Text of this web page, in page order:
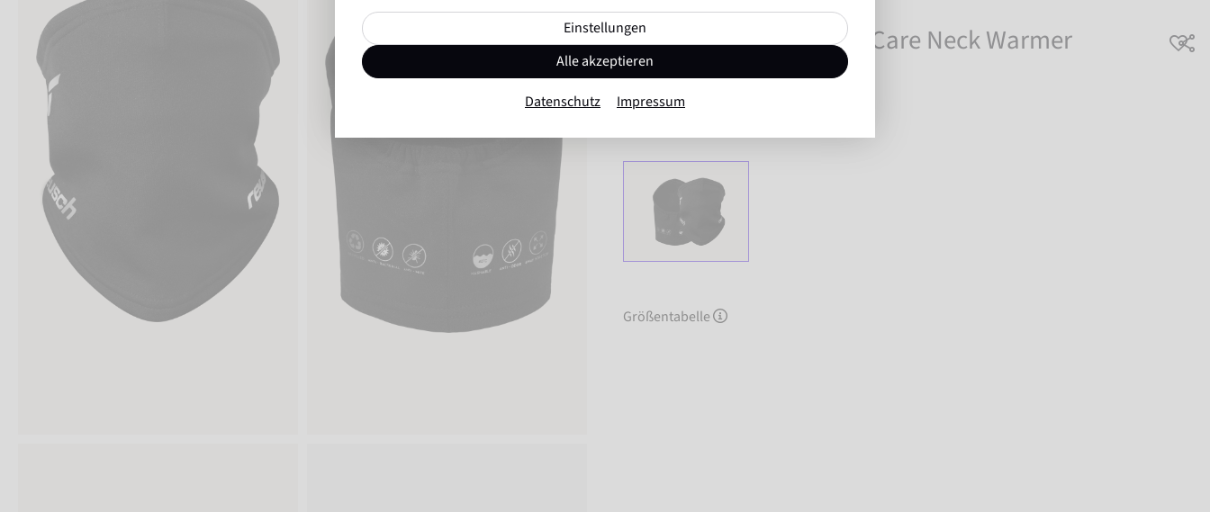
Reusch Antibacterial UCare Neck Warmer
Artikel-Nr. 6089040
Größentabelle
Einstellungen
Alle akzeptieren
Datenschutz Impressum